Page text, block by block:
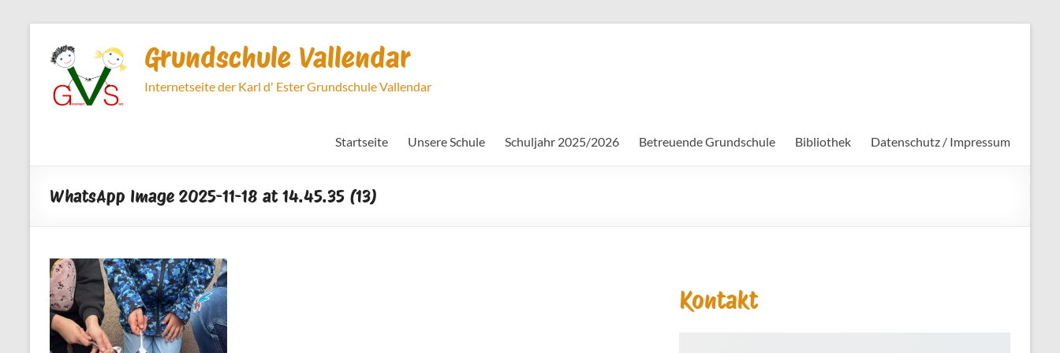
Inhalt
springen
Grundschule Vallendar
Internetseite der Karl d' Ester Grundschule Vallendar
Startseite Unsere Schule Schuljahr 2025/2026 Betreuende Grundschule Bibliothek Datenschutz / Impressum
WhatsApp Image 2025-11-18 at 14.45.35 (13)
Kontakt